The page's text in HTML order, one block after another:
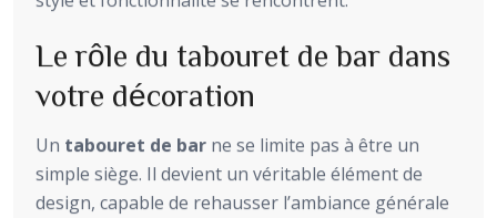
Le rôle du tabouret de bar dans
votre décoration
Un tabouret de bar ne se limite pas à être un
simple siège. Il devient un véritable élément de
design, capable de rehausser l’ambiance générale